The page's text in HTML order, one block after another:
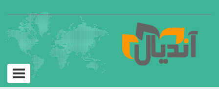
Toggle